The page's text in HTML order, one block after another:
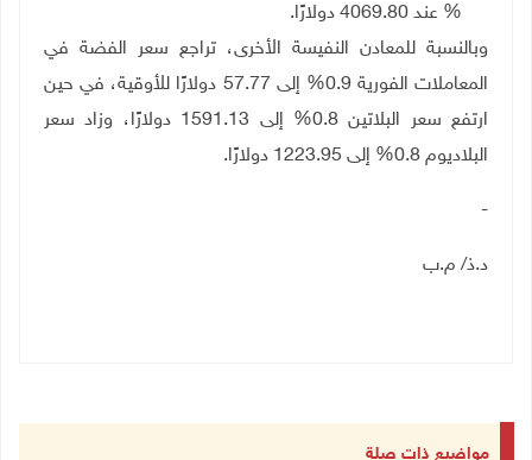
.
وبالنسبة للمعادن ‌النفيسة الأخرى، تراجع سعر الفضة في
المعاملات الفورية 0.9%
إلى 57.77 دولارًا للأوقية، في حين
ارتفع سعر البلاتين 0.8% إلى 1591.13 دولارًا، وزاد سعر
البلاديوم 0.8% إلى 1223.95 دولارًا
.
-
د.ذ/ م.ب
مواضيع ذات صلة